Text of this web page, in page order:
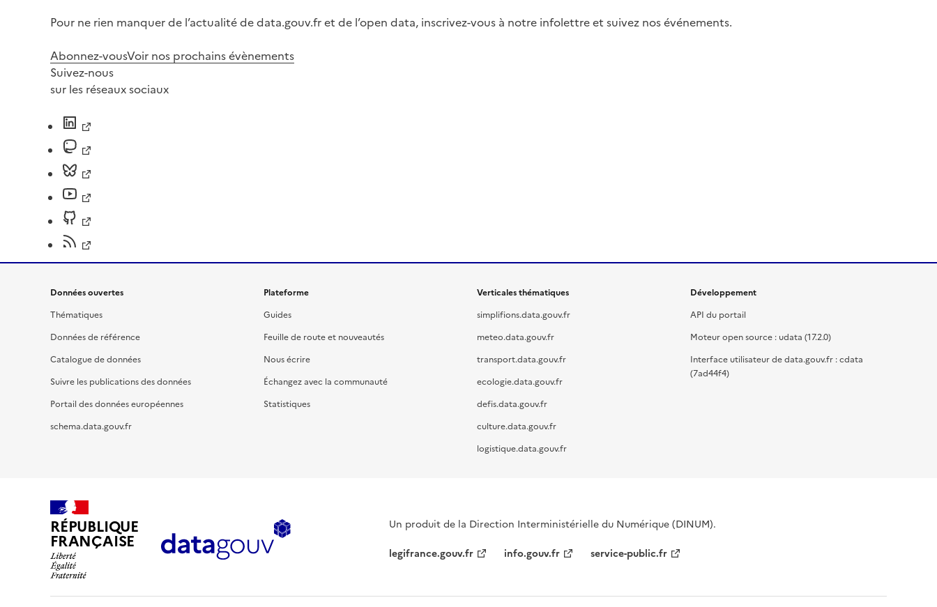
Pour ne rien manquer de l’actualité de data.gouv.fr et de l’open data, inscrivez-vous à notre infolettre et suivez nos événements.
Abonnez-vousVoir nos prochains évènements
Suivez-nous
sur les réseaux sociaux
Données ouvertes
Thématiques
Données de référence
Catalogue de données
Suivre les publications des données
Portail des données européennes
schema.data.gouv.fr
Plateforme
Guides
Feuille de route et nouveautés
Nous écrire
Échangez avec la communauté
Statistiques
Verticales thématiques
simplifions.data.gouv.fr
meteo.data.gouv.fr
transport.data.gouv.fr
ecologie.data.gouv.fr
defis.data.gouv.fr
culture.data.gouv.fr
logistique.data.gouv.fr
Développement
API du portail
Moteur open source : udata (17.2.0)
Interface utilisateur de data.gouv.fr : cdata
(7ad44f4)
RÉPUBLIQUE
FRANÇAISE
Un produit de la Direction Interministérielle du Numérique (DINUM).
legifrance.gouv.fr
info.gouv.fr service-public.fr